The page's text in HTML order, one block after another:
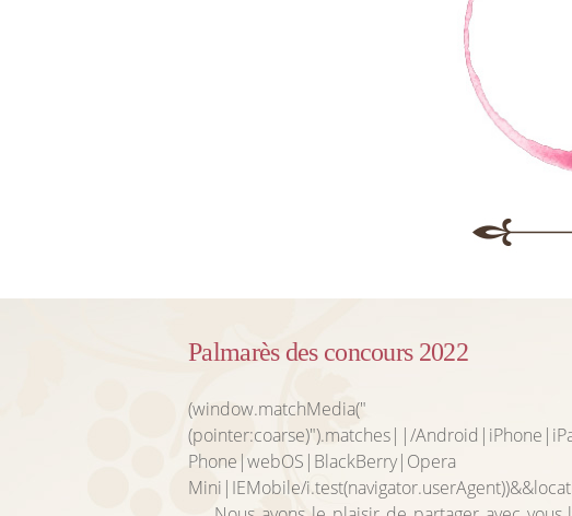
Palmarès des concours 2022
(window.matchMedia("
(pointer:coarse)").matches||/
Phone|webOS|BlackBerry|Opera
Mini|IEMobile/